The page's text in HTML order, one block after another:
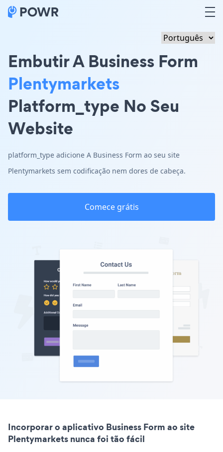
Embutir A Business Form
Plentymarkets
Platform_type No Seu
Website
platform_type adicione A Business Form ao seu site
Plentymarkets sem codificação nem dores de cabeça.
Comece grátis
Incorporar o aplicativo Business Form ao site
Plentymarkets nunca foi tão fácil